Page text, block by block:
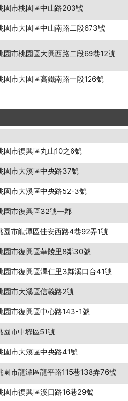
園市桃園區中山路203號
園市大園區中山南路二段673號
園市桃園區大興西路二段69巷12號
園市大園區高鐵南路一段126號
園市復興區丸山10之6號
園市大溪區中央路37號
園市大溪區中央路52-3號
園市復興區32號一鄰
園市龍潭區佳安西路4巷92弄1號
園市復興區華陵里8鄰30號
園市復興區澤仁里3鄰溪口台41號
園市大溪區信義路2號
園市復興區中心路143-1號
園市中壢區51號
園市大溪區中央路41號
園市龍潭區龍平路115巷138弄76號
園市復興區溪口路16巷29號